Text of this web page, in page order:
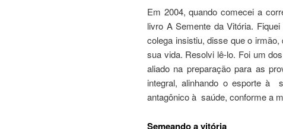
Em 2004, quando comecei a
livro A Semente da Vitória.
colega insistiu, disse que o
sua vida. Resolvi lê-lo. Foi um
aliado na preparação para as
integral, alinhando o esporte à
antagônico à saúde, conforme a
Semeando a vitória